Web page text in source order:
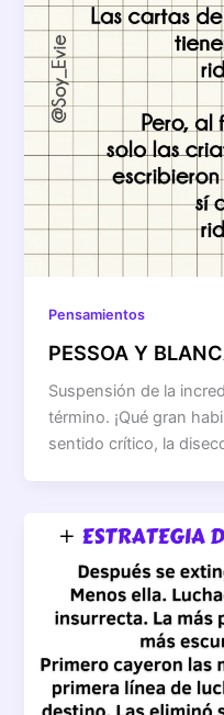
Pensamientos
PESSOA Y
Suspensión de la
término. ¡Qué gran
sentido crítico, la